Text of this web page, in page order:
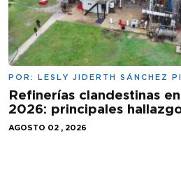
POR: LESLY JIDERTH SÁNCHEZ
Refinerías clandestinas
2026: principales
AGOSTO 02 , 2026